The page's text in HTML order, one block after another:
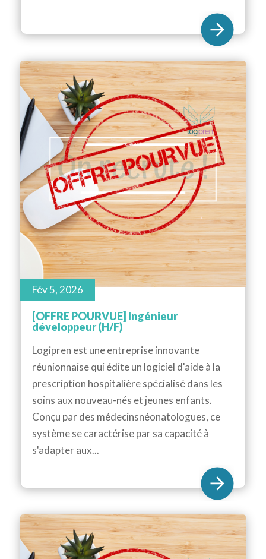
[OFFRE POURVUE] Ingénieur
développeur (H/F)
Fév 5, 2026
Logipren est une entreprise innovante
réunionnaise qui édite un logiciel d'aide à la
prescription hospitalière spécialisé dans les
soins aux nouveau-nés et jeunes enfants.
Conçu par des médecinsnéonatologues, ce
système se caractérise par sa capacité à
s'adapter aux...